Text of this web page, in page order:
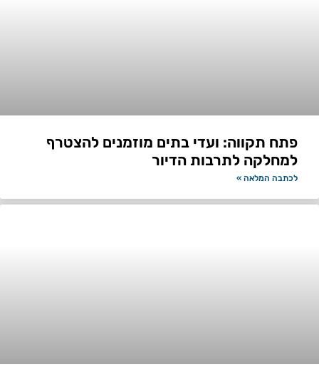
פתח תקווה: ועדי בתים מוזמנים להצטרף
למחלקה לתרבות הדיור
לכתבה המלאה »